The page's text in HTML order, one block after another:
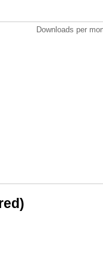
Downloads per